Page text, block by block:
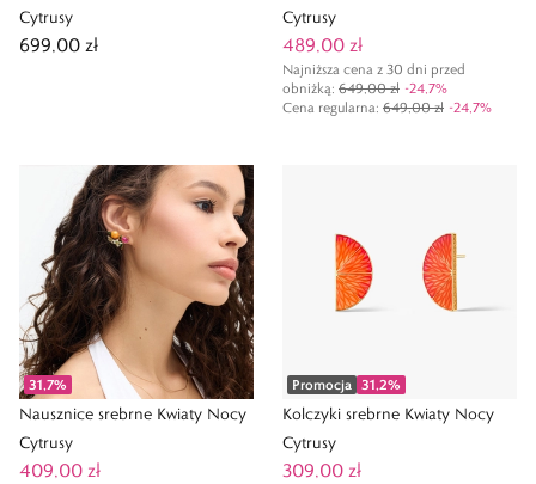
Cytrusy
699,00 zł
Cytrusy
489,00 zł
Najniższa cena z 30 dni przed
obniżką: 649,00 zł -24,7%
Cena regularna: 649,00 zł -24,7%
31,7%
Nausznice srebrne Kwiaty Nocy
Cytrusy
409,00 zł
Promocja 31,2%
Kolczyki srebrne Kwiaty Nocy
Cytrusy
309,00 zł